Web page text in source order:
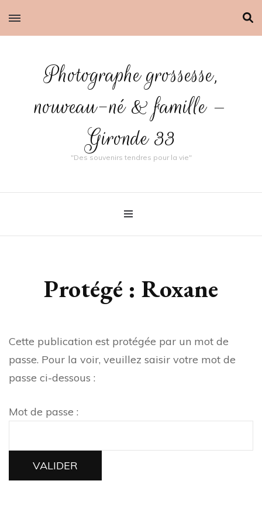
Photographe grossesse,
nouveau-né & famille –
Gironde 33
"Des souvenirs tendres pour la vie"
Protégé : Roxane
Cette publication est protégée par un mot de
passe. Pour la voir, veuillez saisir votre mot de
passe ci-dessous :
Mot de passe :